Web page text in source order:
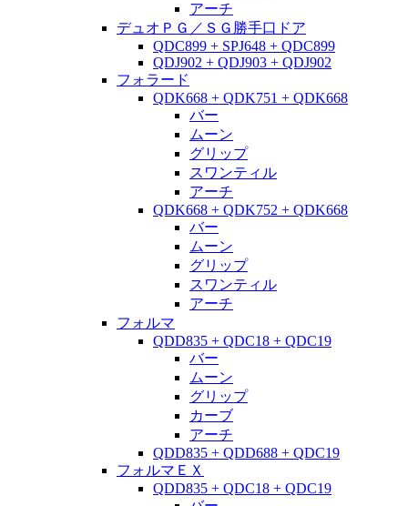
アーチ
デュオＰＧ／ＳＧ勝手口ドア
QDC899 + SPJ648 + QDC899
QDJ902 + QDJ903 + QDJ902
フォラード
QDK668 + QDK751 + QDK668
バー
ムーン
グリップ
スワンティル
アーチ
QDK668 + QDK752 + QDK668
バー
ムーン
グリップ
スワンティル
アーチ
フォルマ
QDD835 + QDC18 + QDC19
バー
ムーン
グリップ
カーブ
アーチ
QDD835 + QDD688 + QDC19
フォルマＥＸ
QDD835 + QDC18 + QDC19